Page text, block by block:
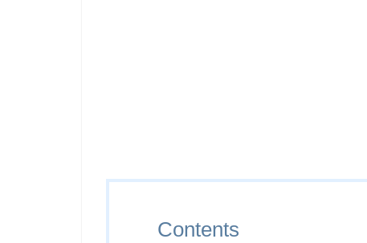
Contents